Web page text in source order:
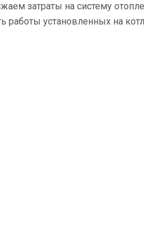
затраты на систему
установленных на